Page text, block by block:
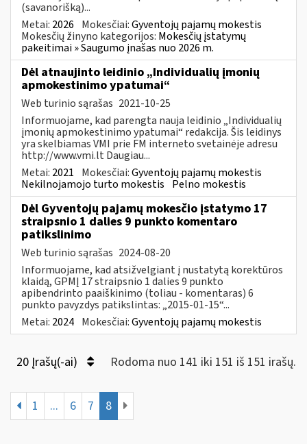
(savanorišką)...
Metai: 2026 Mokesčiai:Gyventojų pajamų mokestis
Mokesčių žinyno kategorijos: Mokesčių įstatymų
pakeitimai » Saugumo įnašas nuo 2026 m.
Dėl atnaujinto leidinio „Individualių įmonių
apmokestinimo ypatumai“
Web turinio sąrašas 2021-10-25
Informuojame, kad parengta nauja leidinio „Individualių
įmonių apmokestinimo ypatumai“ redakcija. Šis leidinys
yra skelbiamas VMI prie FM interneto svetainėje adresu
http://www.vmi.lt Daugiau...
Metai: 2021 Mokesčiai:Gyventojų pajamų mokestis
Nekilnojamojo turto mokestis Pelno mokestis
Dėl Gyventojų pajamų mokesčio įstatymo 17
straipsnio 1 dalies 9 punkto komentaro
patikslinimo
Web turinio sąrašas 2024-08-20
Informuojame, kad atsižvelgiant į nustatytą korektūros
klaidą, GPMĮ 17 straipsnio 1 dalies 9 punkto
apibendrinto paaiškinimo (toliau - komentaras) 6
punkto pavyzdys patikslintas: „2015-01-15“...
Metai: 2024 Mokesčiai:Gyventojų pajamų mokestis
20 Įrašų(-ai) Rodoma nuo 141 iki 151 iš 151 irašų.
1 ... 6 7 8